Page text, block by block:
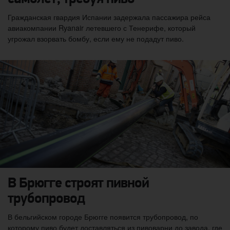
Гражданская гвардия Испании задержала пассажира рейса
авиакомпании Ryanair летевшего с Тенерифе, который
угрожал взорвать бомбу, если ему не подадут пиво.
В Брюгге строят пивной
трубопровод
В бельгийском городе Брюгге появится трубопровод, по
которому пиво будет доставляться из пивоварни до завода, где